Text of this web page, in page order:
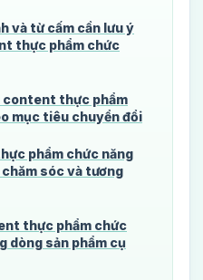
và từ cấm cần lưu ý
thực phẩm chức
content thực phẩm
mục tiêu chuyển đổi
phẩm chức năng
sóc và tương
thực phẩm chức
dòng sản phẩm cụ